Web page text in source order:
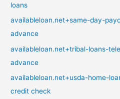
loans
availableloan.net+same-day-
advance
availableloan.net+tribal-loans-
advance
availableloan.net+usda-home-
credit check